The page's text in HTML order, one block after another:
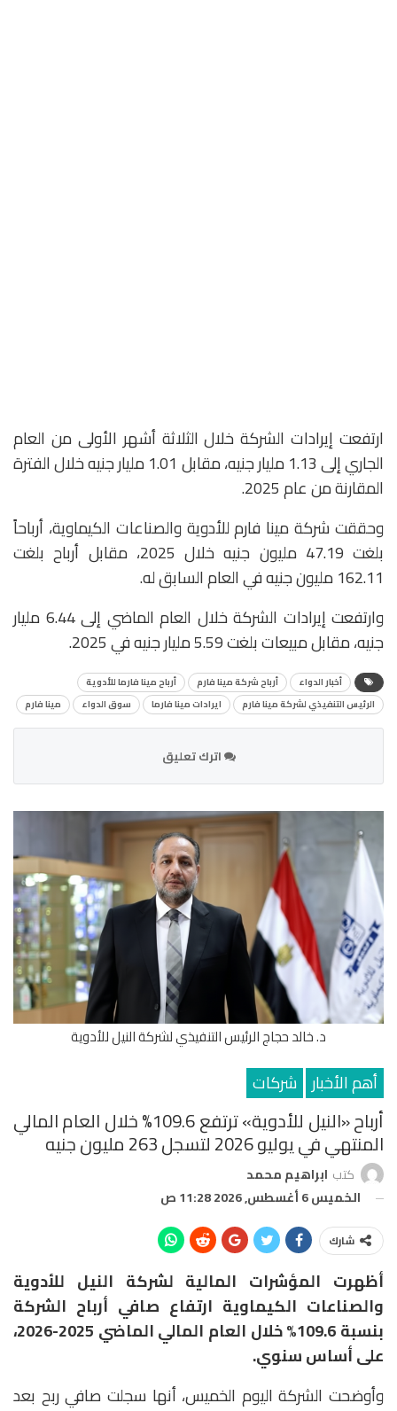
ارتفعت إيرادات الشركة خلال الثلاثة أشهر الأولى من العام
الجاري إلى 1.13 مليار جنيه، مقابل 1.01 مليار جنيه خلال الفترة
المقارنة من عام 2025.
وحققت شركة مينا فارم للأدوية والصناعات الكيماوية، أرباحاً
بلغت 47.19 مليون جنيه خلال 2025، مقابل أرباح بلغت
162.11 مليون جنيه في العام السابق له.
وارتفعت إيرادات الشركة خلال العام الماضي إلى 6.44 مليار
جنيه، مقابل مبيعات بلغت 5.59 مليار جنيه في 2025.
أخبار الدواء أرباح شركة مينا فارم
أرباح مينا فارما للأدوية
الرئيس التنفيذي لشركة مينا فارم
ايرادات مينا فارما سوق الدواء مينا فارم
اترك تعليق
د. خالد حجاج الرئيس التنفيذي لشركة النيل للأدوية
أهم الأخبار شركات
أرباح «النيل للأدوية» ترتفع 109.6% خلال العام المالي
المنتهي في يوليو 2026 لتسجل 263 مليون جنيه
كتب ابراهيم محمد
الخميس 6 أغسطس, 2026 11:28 ص
شارك
أظهرت المؤشرات المالية لشركة النيل للأدوية
والصناعات الكيماوية ارتفاع صافي أرباح الشركة
بنسبة 109.6% خلال العام المالي الماضي 2025-2026،
على أساس سنوي.
وأوضحت الشركة اليوم الخميس، أنها سجلت صافي ربح بعد